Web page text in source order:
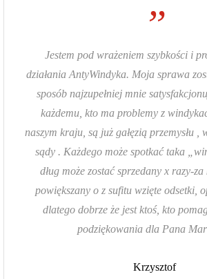
”
Jestem pod wrażeniem szybkości i
działania AntyWindyka. Moja sprawa
sposób najzupełniej mnie
każdemu, kto ma problemy z
naszym kraju, są już gałęzią przemysłu ,
sądy . Każdego może spotkać taka
dług może zostać sprzedany x razy-
powiększany o z sufitu wzięte odsetki,
dlatego dobrze że jest ktoś, kto
podziękowania dla Pana
Krzysztof